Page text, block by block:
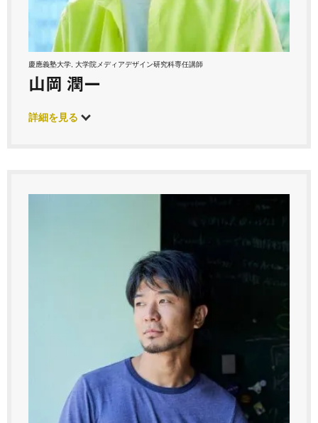
慶應義塾大学, 大学院メディアデザイン研究科専任講師
山岡 潤一
詳細を見る